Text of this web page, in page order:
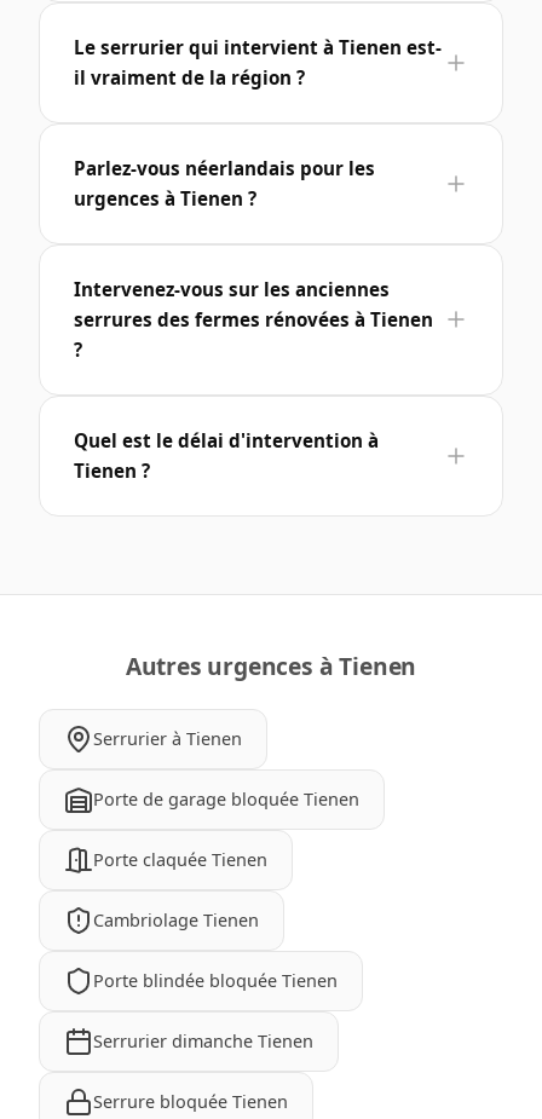
Le serrurier qui intervient à Tienen est-
il vraiment de la région ?
Parlez-vous néerlandais pour les
urgences à Tienen ?
Intervenez-vous sur les anciennes
serrures des fermes rénovées à Tienen
?
Quel est le délai d'intervention à
Tienen ?
Autres urgences à Tienen
Serrurier à Tienen
Porte de garage bloquée Tienen
Porte claquée Tienen
Cambriolage Tienen
Porte blindée bloquée Tienen
Serrurier dimanche Tienen
Serrure bloquée Tienen